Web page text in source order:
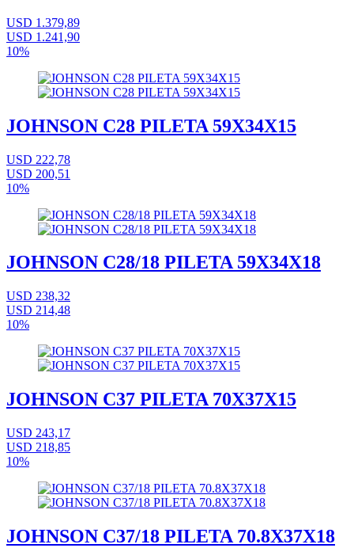
USD 1.379,89
USD 1.241,90
10%
JOHNSON C28 PILETA 59X34X15
USD 222,78
USD 200,51
10%
JOHNSON C28/18 PILETA 59X34X18
USD 238,32
USD 214,48
10%
JOHNSON C37 PILETA 70X37X15
USD 243,17
USD 218,85
10%
JOHNSON C37/18 PILETA 70.8X37X18